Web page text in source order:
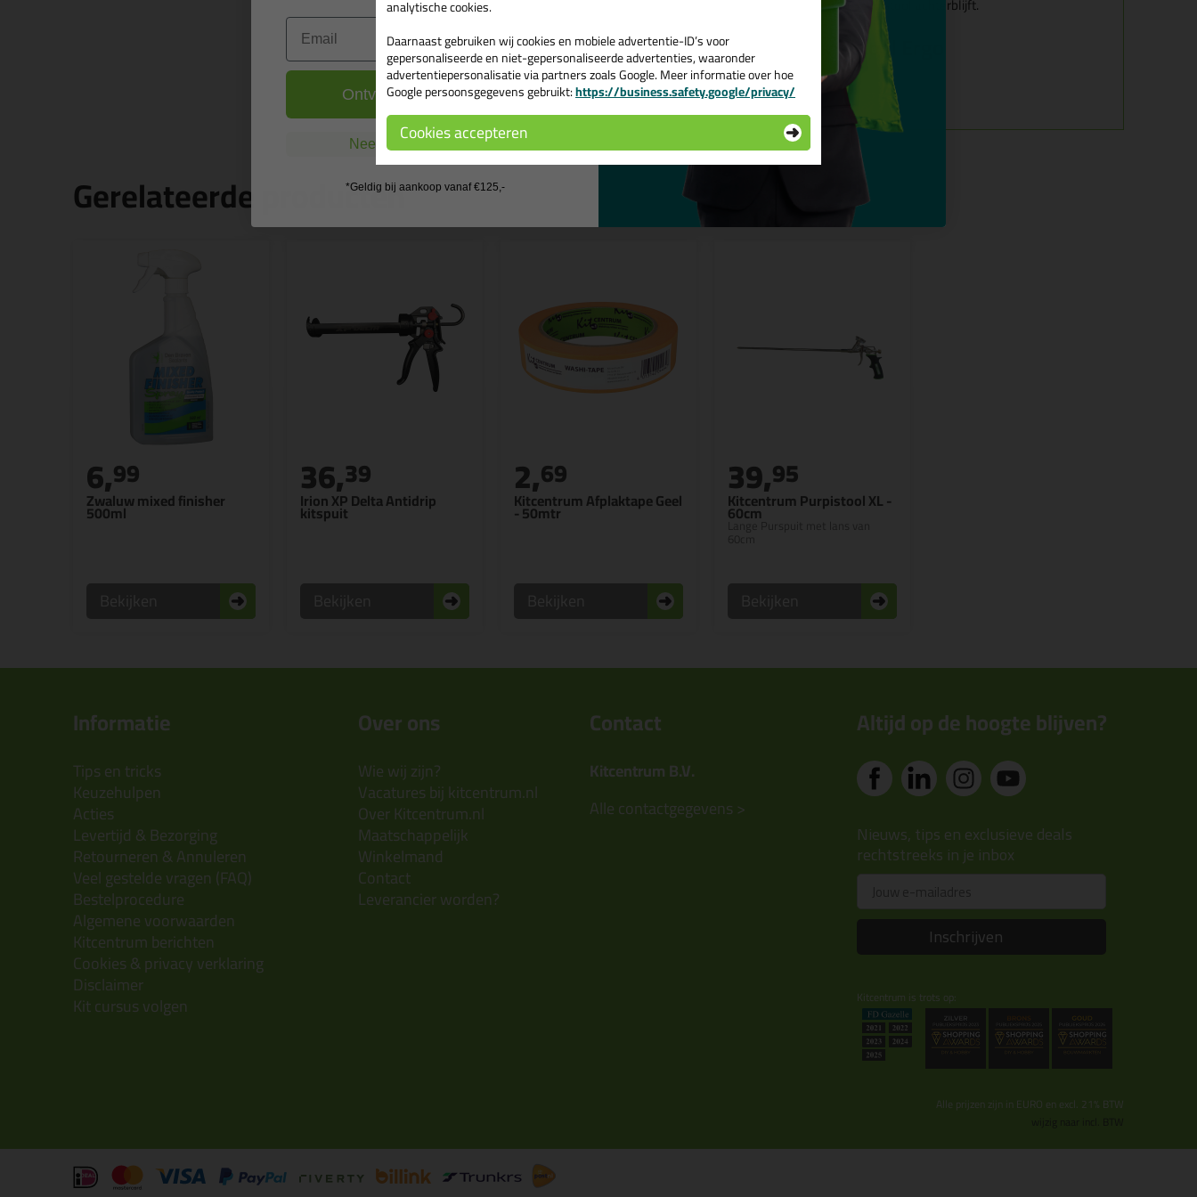
Tips & tricks voor Irion Purpistool Ergo
In de volgende blogs wordt dit product gebruikt:
Je purpistool schoonmaken , hoe dan?
Gerelateerde producten
Zwaluw mixed finisher
500ml
6,99
Irion XP Delta Antidrip
kitspuit
36,39
Kitcentrum Afplaktape Geel
- 50mtr
2,69
Kitcentrum Purpistool XL -
60cm
Lange Purspuit met lans van
39,95
Informatie
Tips en tricks
Keuzehulpen
Acties
Levertijd & Bezorging
Retourneren & Annuleren
Veel gestelde vragen (FAQ)
Bestelprocedure
Algemene voorwaarden
Kitcentrum berichten
Cookies & privacy verklaring
Disclaimer
Kit cursus volgen
Over ons
Wie wij zijn?
Vacatures bij kitcentrum.nl
Over Kitcentrum.nl
Maatschappelijk
Winkelmand
Contact
Leverancier worden?
Contact
Kitcentrum B.V.
Alle contactgegevens >
Altijd op de hoogte blijven?
Nieuws, tips en exclusieve deals
rechtstreeks in je inbox
Inschrijven
Kitcentrum is trots op:
Alle prijzen zijn in EURO en excl. 21% BTW
analytische cookies.
Daarnaast gebruiken wij cookies en mobiele advertentie-ID’s voor
gepersonaliseerde en niet-gepersonaliseerde advertenties, waaronder
advertentiepersonalisatie via partners zoals Google. Meer informatie over hoe
Google persoonsgegevens gebruikt:https://business.safety.google/privacy/
Cookies accepteren
Email
Ontvang de actiecode ›
Nee, ik wil geen cadeau
*Geldig bij aankoop vanaf €125,-